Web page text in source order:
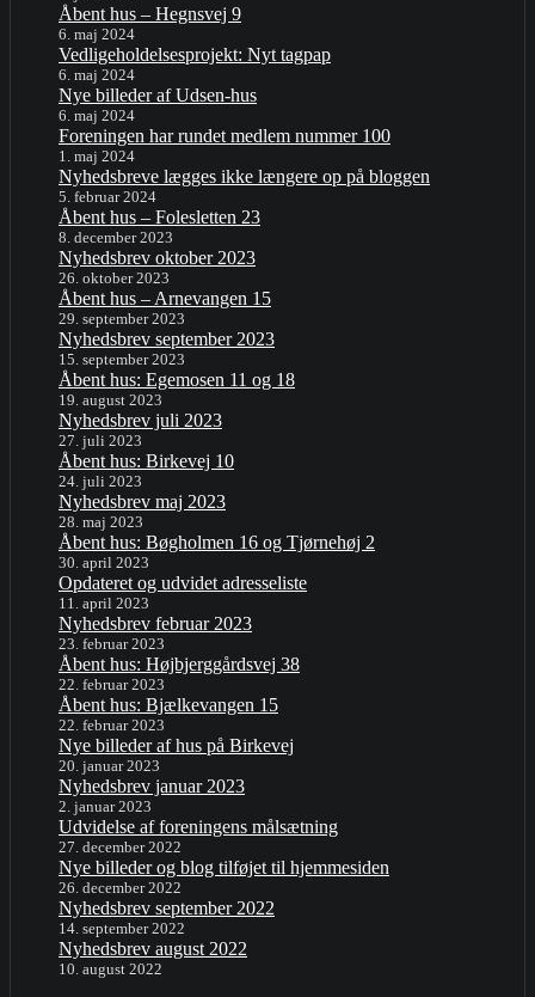
Åbent hus – Hegnsvej 9
6. maj 2024
Vedligeholdelsesprojekt: Nyt tagpap
6. maj 2024
Nye billeder af Udsen-hus
6. maj 2024
Foreningen har rundet medlem nummer 100
1. maj 2024
Nyhedsbreve lægges ikke længere op på bloggen
5. februar 2024
Åbent hus – Folesletten 23
8. december 2023
Nyhedsbrev oktober 2023
26. oktober 2023
Åbent hus – Arnevangen 15
29. september 2023
Nyhedsbrev september 2023
15. september 2023
Åbent hus: Egemosen 11 og 18
19. august 2023
Nyhedsbrev juli 2023
27. juli 2023
Åbent hus: Birkevej 10
24. juli 2023
Nyhedsbrev maj 2023
28. maj 2023
Åbent hus: Bøgholmen 16 og Tjørnehøj 2
30. april 2023
Opdateret og udvidet adresseliste
11. april 2023
Nyhedsbrev februar 2023
23. februar 2023
Åbent hus: Højbjerggårdsvej 38
22. februar 2023
Åbent hus: Bjælkevangen 15
22. februar 2023
Nye billeder af hus på Birkevej
20. januar 2023
Nyhedsbrev januar 2023
2. januar 2023
Udvidelse af foreningens målsætning
27. december 2022
Nye billeder og blog tilføjet til hjemmesiden
26. december 2022
Nyhedsbrev september 2022
14. september 2022
Nyhedsbrev august 2022
10. august 2022